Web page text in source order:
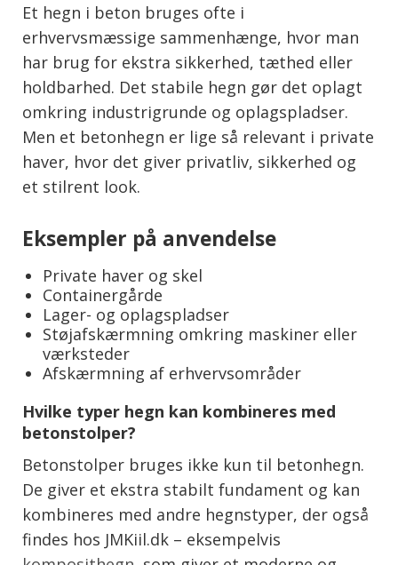
Et hegn i beton bruges ofte i
erhvervsmæssige sammenhænge, hvor man
har brug for ekstra sikkerhed, tæthed eller
holdbarhed. Det stabile hegn gør det oplagt
omkring industrigrunde og oplagspladser.
Men et betonhegn er lige så relevant i private
haver, hvor det giver privatliv, sikkerhed og
et stilrent look.
Eksempler på anvendelse
Private haver og skel
Containergårde
Lager- og oplagspladser
Støjafskærmning omkring maskiner eller
værksteder
Afskærmning af erhvervsområder
Hvilke typer hegn kan kombineres med
betonstolper?
Betonstolper bruges ikke kun til betonhegn.
De giver et ekstra stabilt fundament og kan
kombineres med andre hegnstyper, der også
findes hos JMKiil.dk – eksempelvis